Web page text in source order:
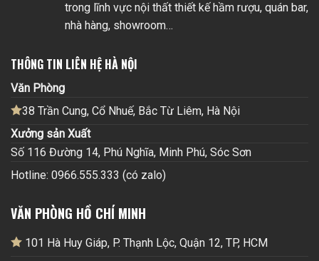
trong lĩnh vực nội thất thiết kế hầm rượu, quán bar,
nhà hàng, showroom…
THÔNG TIN LIÊN HỆ HÀ NỘI
Văn Phòng
38 Trần Cung, Cổ Nhuế, Bắc Từ Liêm, Hà Nội
Xưởng sản Xuất
Số 116 Đường 14, Phú Nghĩa, Minh Phú, Sóc Sơn
Hotline: 0966.555.333 (có zalo)
VĂN PHÒNG HỒ CHÍ MINH
101 Hà Huy Giáp, P. Thạnh Lộc, Quận 12, TP, HCM